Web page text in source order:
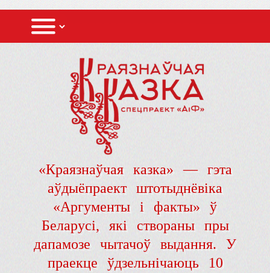
«Краязнаўчая казка» — гэта
аўдыёпраект штотыднёвіка
«Аргументы і факты» ў
Беларусі, які створаны пры
дапамозе чытачоў выдання. У
праекце ўдзельнічаюць 10